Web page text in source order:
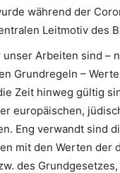
während der
Leitmotiv des
unser Arbeiten sind –
Grundregeln –
Zeit hinweg gültig
europäischen,
Eng verwandt sind
mit den Werten der
des